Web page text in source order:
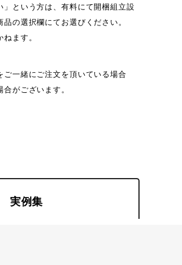
」という方は、有料にて開梱組立設
の選択欄にてお選びください。
ます。
一緒にご注文を頂いている場合
がございます。
実例集